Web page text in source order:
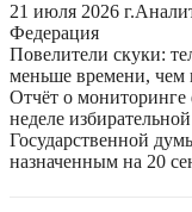
21 июля 2026 г.
Федерация
Повелители скуки:
меньше времени, чем
Отчёт о мониторинге
неделе
Государственной
назначенным на 20